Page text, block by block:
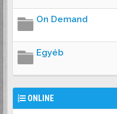
On Demand
Egyéb
ONLINE